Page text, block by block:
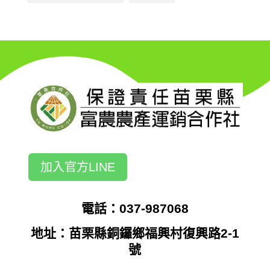
加入官方LINE
電話：037-987068
地址：苗栗縣銅鑼鄉福興村復興路2-1
號